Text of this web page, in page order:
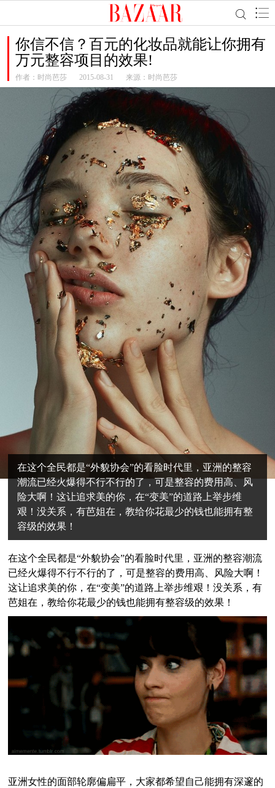
你信不信？百元的化妆品就能让你拥有
万元整容项目的效果!
作者： 时尚芭莎 2015-08-31 来源：时尚芭莎
在这个全民都是“外貌协会”的看脸时代里，亚洲的整容
潮流已经火爆得不行不行的了，可是整容的费用高、风
险大啊！这让追求美的你，在“变美”的道路上举步维
艰！没关系，有芭姐在，教给你花最少的钱也能拥有整
容级的效果！
在这个全民都是“外貌协会”的看脸时代里，亚洲的整容潮流
已经火爆得不行不行的了，可是整容的费用高、风险大啊！
这让追求美的你，在“变美”的道路上举步维艰！没关系，有
芭姐在，教给你花最少的钱也能拥有整容级的效果！
亚洲女性的面部轮廓偏扁平 ，大家都希望自己能拥有深邃的